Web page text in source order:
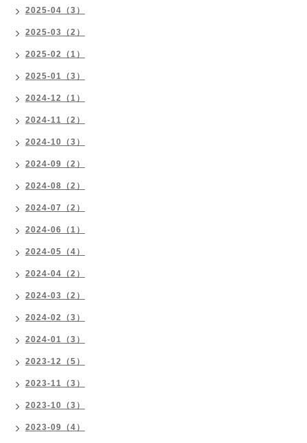
2025-04（3）
2025-03（2）
2025-02（1）
2025-01（3）
2024-12（1）
2024-11（2）
2024-10（3）
2024-09（2）
2024-08（2）
2024-07（2）
2024-06（1）
2024-05（4）
2024-04（2）
2024-03（2）
2024-02（3）
2024-01（3）
2023-12（5）
2023-11（3）
2023-10（3）
2023-09（4）